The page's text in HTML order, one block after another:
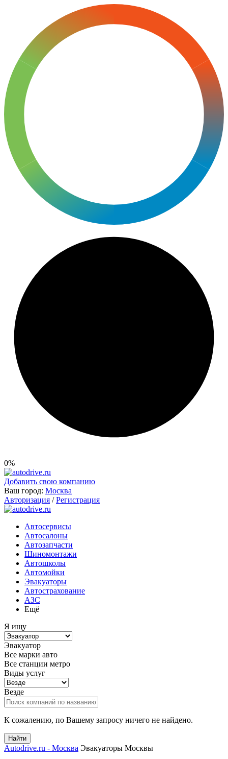
0%
Добавить свою компанию
Ваш город: Москва
Авторизация / Регистрация
Автосервисы
Автосалоны
Автозапчасти
Шиномонтажи
Автошколы
Автомойки
Эвакуаторы
Автострахование
АЗС
Ещё
Я ищу
Эвакуатор
Все марки авто
Все станции метро
Виды услуг
Везде
К сожалению, по Вашему запросу ничего не найдено.
Найти
Autodrive.ru - Москва Эвакуаторы Москвы